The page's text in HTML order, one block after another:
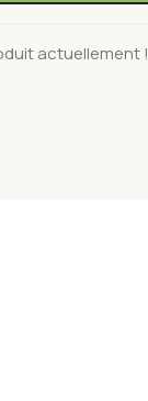
actuellement !